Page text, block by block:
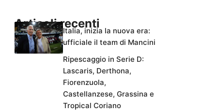
Articoli recenti
Italia, inizia la nuova era:
ufficiale il team di Mancini
Ripescaggio in Serie D:
Lascaris, Derthona,
Fiorenzuola,
Castellanzese, Grassina e
Tropical Coriano